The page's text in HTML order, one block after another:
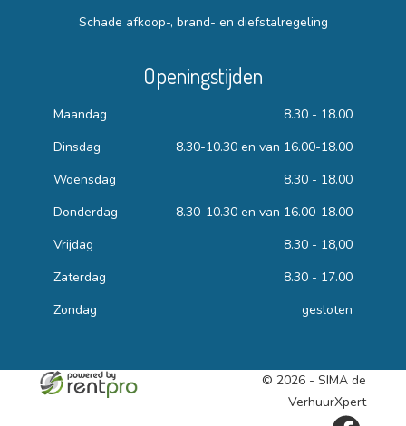
Schade afkoop-, brand- en diefstalregeling
Openingstijden
Maandag
8.30 - 18.00
Dinsdag
8.30-10.30 en van 16.00-18.00
Woensdag
8.30 - 18.00
Donderdag
8.30-10.30 en van 16.00-18.00
Vrijdag
8.30 - 18,00
Zaterdag
8.30 - 17.00
Zondag
gesloten
© 2026 - SIMA de
VerhuurXpert